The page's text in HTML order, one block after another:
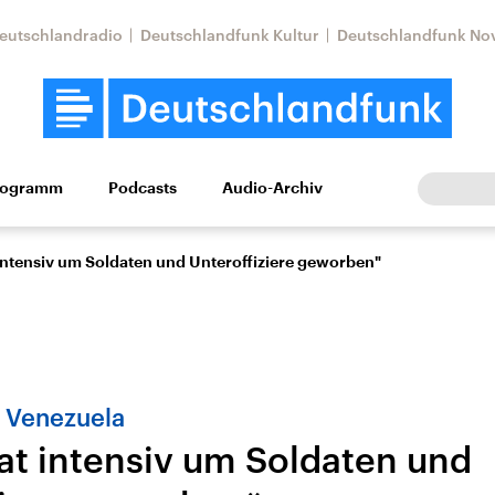
Deutschlandfunk Kultur Deutschlandfunk
Wissen Kultur Europa
Iran
Faktenchecks
Podcasts Audio-Archiv
um Soldaten und Unteroffiziere geworben"
intensiv um Soldaten und